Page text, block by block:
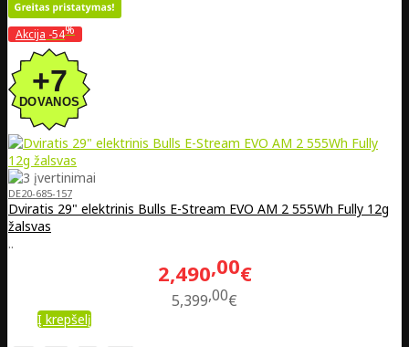
Akcija -54%
DE20-685-157
Dviratis 29" elektrinis Bulls E-Stream EVO AM 2 555Wh Fully 12g
žalsvas
..
2,490 00€
5,399 00€
Į krepšelį